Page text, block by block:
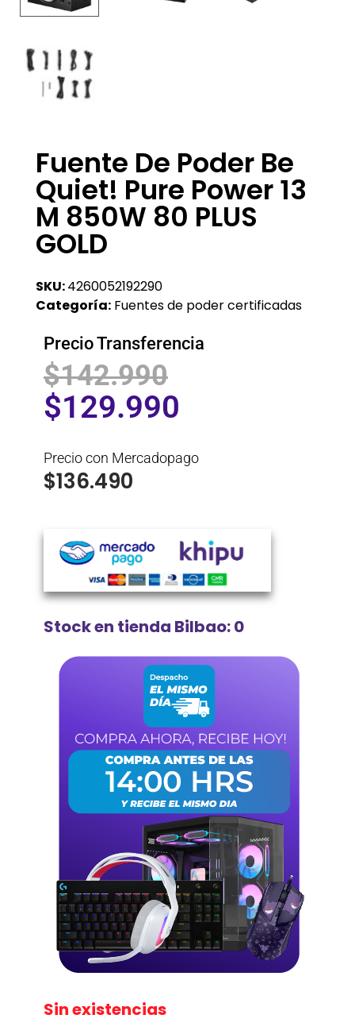
Fuente De Poder Be
Quiet! Pure Power 13
M 850W 80 PLUS
GOLD
SKU:4260052192290
Categoría: Fuentes de poder certificadas
Precio Transferencia
$142.990
$129.990
Precio con Mercadopago
$136.490
Stock en tienda Bilbao: 0
Sin existencias